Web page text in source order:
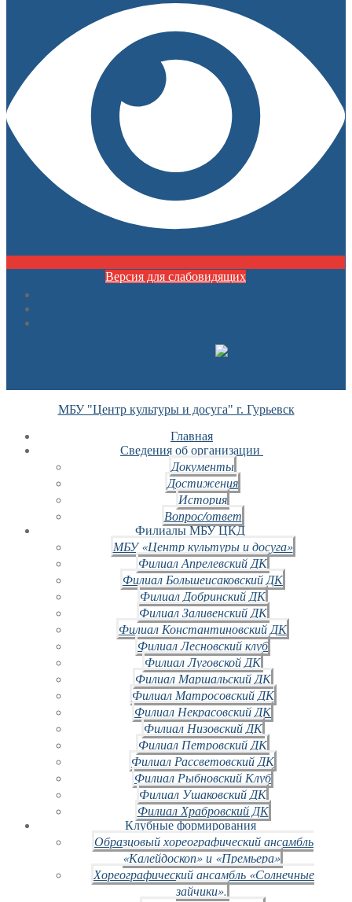
Версия для слабовидящих
МБУ "Центр культуры и досуга" г. Гурьевск
Главная
Сведения об организации
Документы
Достижения
История
Вопрос/ответ
Филиалы МБУ ЦКД
МБУ «Центр культуры и досуга»
Филиал Апрелевский ДК
Филиал Большеисаковский ДК
Филиал Добринский ДК
Филиал Заливенский ДК
Филиал Константиновский ДК
Филиал Лесновский клуб
Филиал Луговской ДК
Филиал Маршальский ДК
Филиал Матросовский ДК
Филиал Некрасовский ДК
Филиал Низовский ДК
Филиал Петровский ДК
Филиал Рассветовский ДК
Филиал Рыбновский Клуб
Филиал Ушаковский ДК
Филиал Храбровский ДК
Клубные формирования
Образцовый хореографический ансамбль
«Калейдоскоп» и «Премьера»
Хореографический ансамбль «Солнечные
зайчики».